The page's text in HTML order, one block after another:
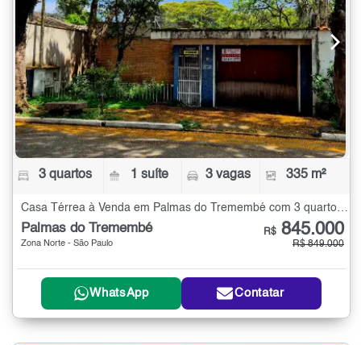
3 quartos 1 suíte 3 vagas 335 m²
Palmas do Tremembé
Zona Norte - São Paulo
R$ 845.000
R$ 849.000
WhatsApp Contatar